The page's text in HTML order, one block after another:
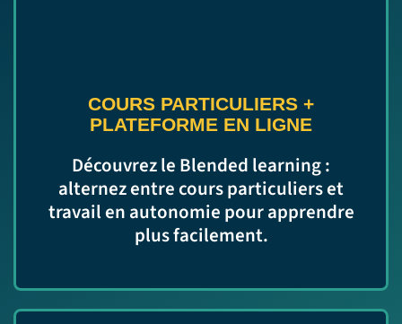
COURS PARTICULIERS +
PLATEFORME EN LIGNE
Découvrez le Blended learning :
alternez entre cours particuliers et
travail en autonomie pour apprendre
plus facilement.